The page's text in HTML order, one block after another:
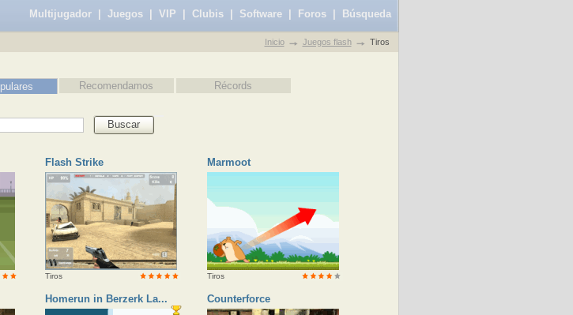
Multijugador| Juegos| VIP Clubis| Software| Foros| Búsqueda
Inicio Juegos flash Tiros
Recomendamos Récords
Buscar
Flash Strike
Tiros
Marmoot
Tiros
Homerun in Berzerk La... Counterforce